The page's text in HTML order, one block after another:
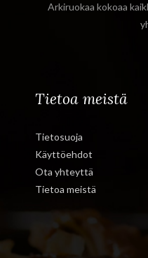
Arkiruokaa kokoaa
Tietoa meistä
Tietosuoja
Käyttöehdot
Ota yhteyttä
Tietoa meistä